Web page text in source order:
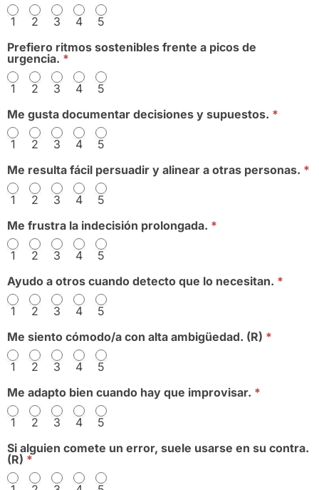
1 2 3 4
5
Prefiero ritmos sostenibles frente a picos de
urgencia. *
1 2 3 4
5
Me gusta documentar decisiones y supuestos. *
1 2 3 4
5
Me resulta fácil persuadir y alinear a otras personas. *
1 2 3 4
5
Me frustra la indecisión prolongada. *
1 2 3 4
5
Ayudo a otros cuando detecto que lo necesitan. *
1 2 3 4
5
Me siento cómodo/a con alta ambigüedad. (R) *
1 2 3 4
5
Me adapto bien cuando hay que improvisar. *
1 2 3 4
5
Si alguien comete un error, suele usarse en su contra.
(R) *